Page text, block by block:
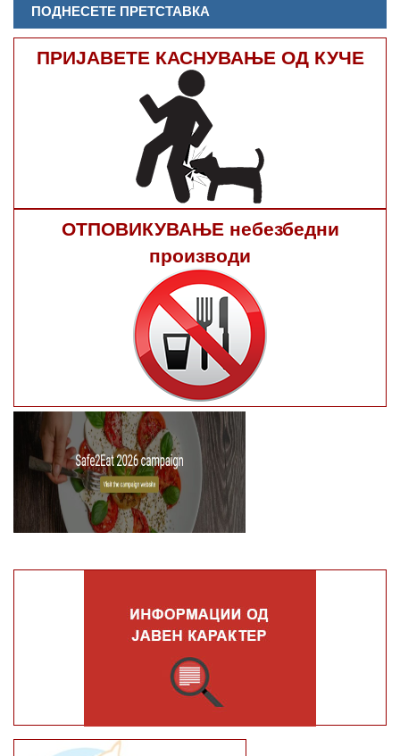
ПОДНЕСЕТЕ ПРЕТСТАВКА
ПРИЈАВЕТЕ КАСНУВАЊЕ ОД КУЧЕ
ОТПОВИКУВАЊЕ небезбедни
производи